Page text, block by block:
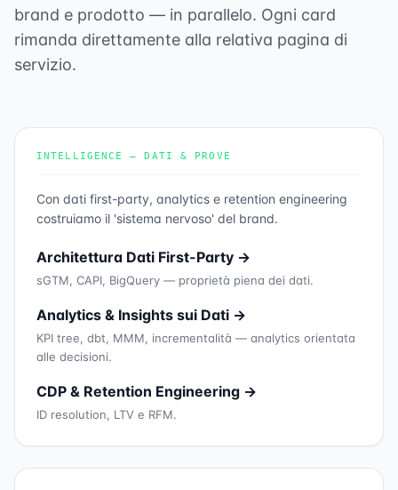
brand e prodotto — in parallelo. Ogni card
rimanda direttamente alla relativa pagina di
servizio.
INTELLIGENCE — DATI & PROVE
Con dati first-party, analytics e retention engineering
costruiamo il 'sistema nervoso' del brand.
Architettura Dati First-Party →
sGTM, CAPI, BigQuery — proprietà piena dei dati.
Analytics & Insights sui Dati →
KPI tree, dbt, MMM, incrementalità — analytics orientata
alle decisioni.
CDP & Retention Engineering →
ID resolution, LTV e RFM.